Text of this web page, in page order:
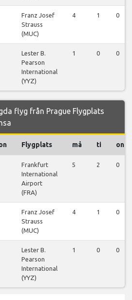
Franz Josef
Strauss
(MUC)
4 1 0
Lester B.
Pearson
International
(YYZ)
1 0 0
flyg från Prague Flygplats
Flygplats må ti on
Frankfurt
International
Airport
(FRA)
5 2 0
Franz Josef
Strauss
(MUC)
4 1 0
Lester B.
Pearson
International
(YYZ)
1 0 0